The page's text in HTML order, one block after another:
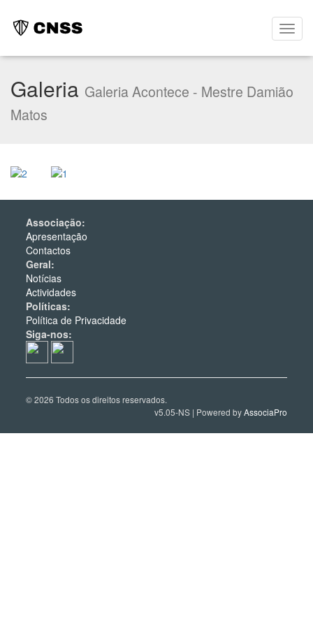
Galeria Galeria Acontece - Mestre Damião
Matos
Associação:
Apresentação
Contactos
Geral:
Notícias
Actividades
Políticas:
Política de Privacidade
Siga-nos:
© 2026 Todos os direitos reservados.
v5.05-NS | Powered byAssociaPro